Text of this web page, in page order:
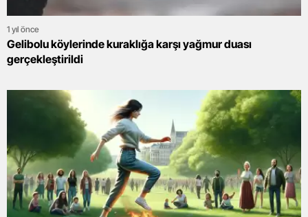
1 yıl önce
Gelibolu köylerinde kuraklığa karşı yağmur duası
gerçekleştirildi